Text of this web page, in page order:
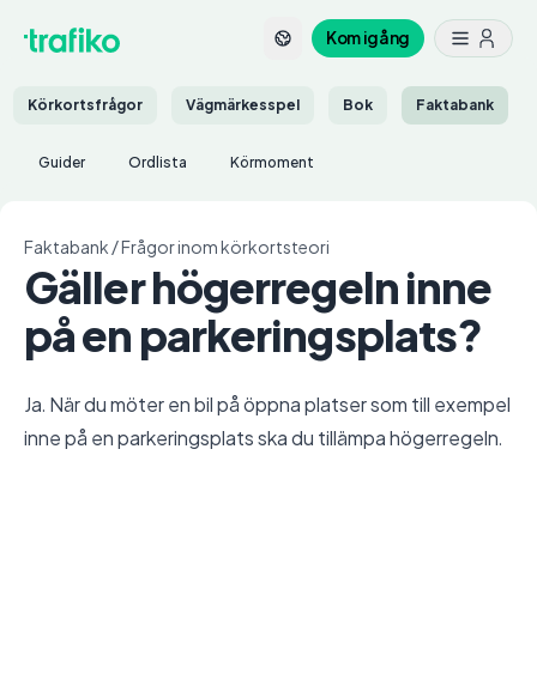
Kom igång
Körkortsfrågor Vägmärkesspel Bok Faktabank
Guider Ordlista Körmoment
Faktabank /Frågor inom körkortsteori
Gäller högerregeln inne
på en parkeringsplats?
Ja. När du möter en bil på öppna platser som till exempel
inne på en parkeringsplats ska du tillämpa högerregeln.